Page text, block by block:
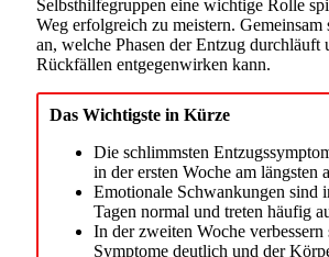
Selbsthilfegruppen eine wichtige Rolle
Weg erfolgreich zu meistern. Gemeinsam
an, welche Phasen der Entzug durchläuft
Rückfällen entgegenwirken kann.
Das Wichtigste in Kürze
Die schlimmsten
in der ersten Woche am längsten
Emotionale Schwankungen sind
Tagen normal und treten häufig
In der zweiten Woche verbessern
Symptome deutlich und der